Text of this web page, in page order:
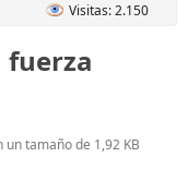
Visitas: 2.150
fuerza
un tamaño de 1,92 KB